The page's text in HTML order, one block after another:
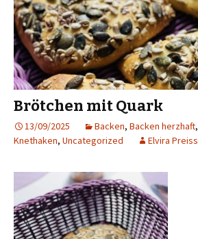
Brötchen mit Quark
13/09/2025 Backen, Backen herzhaft,
Knethaken, Uncategorized Elvira Preiss